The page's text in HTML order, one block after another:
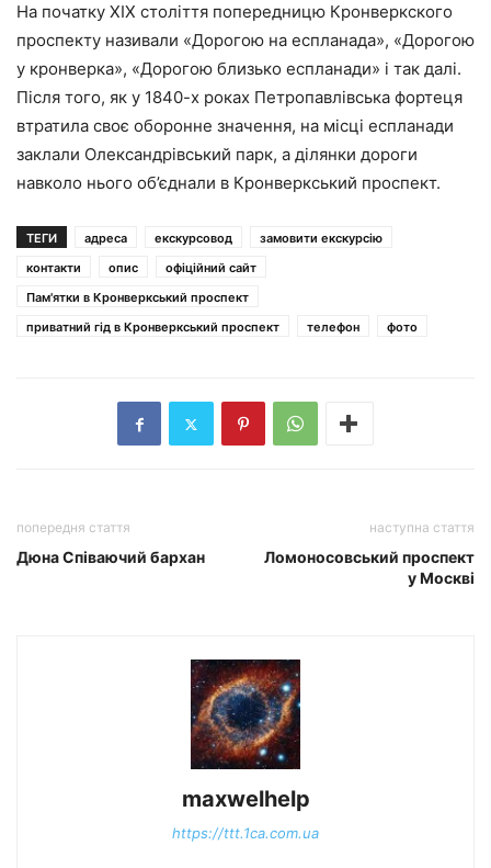
На початку XIX століття попередницю Кронверкского
проспекту називали «Дорогою на еспланада», «Дорогою
у кронверка», «Дорогою близько еспланади» і так далі.
Після того, як у 1840-х роках Петропавлівська фортеця
втратила своє оборонне значення, на місці еспланади
заклали Олександрівський парк, а ділянки дороги
навколо нього об’єднали в Кронверкський проспект.
ТЕГИ адреса екскурсовод
замовити екскурсію
контакти
опис
офіційний сайт
Пам'ятки в Кронверкський проспект
приватний гід в Кронверкський проспект
телефон фото
попередня стаття
Дюна Співаючий бархан
наступна стаття
Ломоносовський проспект
у Москві
maxwelhelp
https://ttt.1ca.com.ua